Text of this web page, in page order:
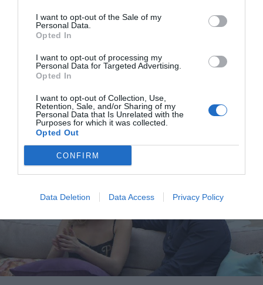
I want to opt-out of the Sale of my
Personal Data.
Opted In
I want to opt-out of processing my
Personal Data for Targeted Advertising.
Opted In
I want to opt-out of Collection, Use,
Retention, Sale, and/or Sharing of my
Personal Data that Is Unrelated with the
Purposes for which it was collected.
Opted Out
CONFIRM
Data Deletion Data Access Privacy Policy
Έλενα Πολυχρονοπούλου (Λένια) –
Φίλιππος Αρβανίτης (